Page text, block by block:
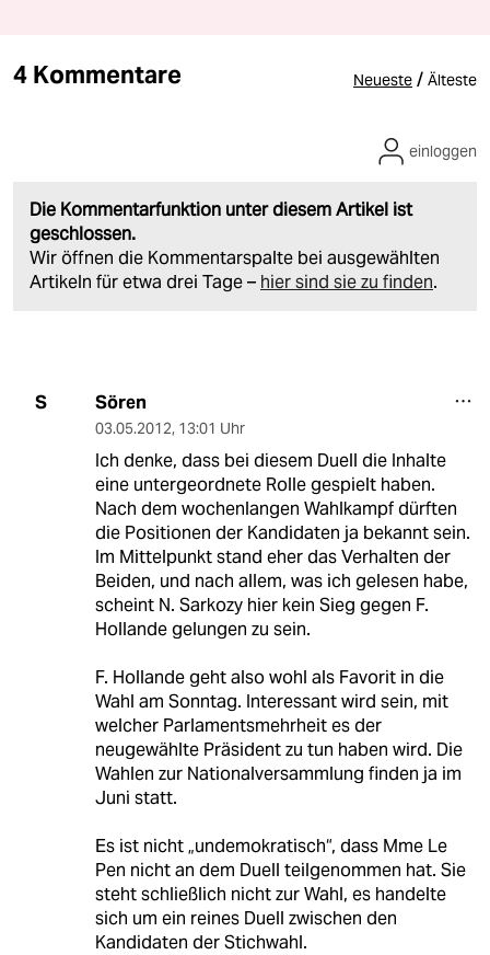
4 Kommentare Neueste / Älteste
Die Kommentarfunktion unter diesem Artikel ist
geschlossen.
Wir öffnen die Kommentarspalte bei ausgewählten
Artikeln für etwa drei Tage – hier sind sie zu finden.
einloggen
S Sören
03.05.2012, 13:01 Uhr
Ich denke, dass bei diesem Duell die Inhalte
eine untergeordnete Rolle gespielt haben.
Nach dem wochenlangen Wahlkampf dürften
die Positionen der Kandidaten ja bekannt sein.
Im Mittelpunkt stand eher das Verhalten der
Beiden, und nach allem, was ich gelesen habe,
scheint N. Sarkozy hier kein Sieg gegen F.
Hollande gelungen zu sein.
F. Hollande geht also wohl als Favorit in die
Wahl am Sonntag. Interessant wird sein, mit
welcher Parlamentsmehrheit es der
neugewählte Präsident zu tun haben wird. Die
Wahlen zur Nationalversammlung finden ja im
Juni statt.
Es ist nicht „undemokratisch“, dass Mme Le
Pen nicht an dem Duell teilgenommen hat. Sie
steht schließlich nicht zur Wahl, es handelte
sich um ein reines Duell zwischen den
Kandidaten der Stichwahl.